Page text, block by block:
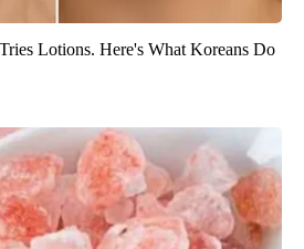
Lotions. Here's What Koreans Do